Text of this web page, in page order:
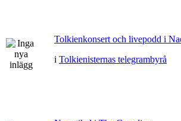
Tolkienkonsert och livepodd i
i Tolkienisternas telegrambyrå